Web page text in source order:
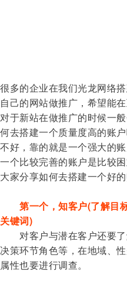
很多的企业在我们光龙网络
自己的网站做推广，希望能
对于新站在做推广的时候一
何去搭建一个质量度高的账
不好，靠的就是一个强大的
一个比较完善的账户是比较
大家分享如何去搭建一个好的
第一个，知客户(了解目
关键词)
对客户与潜在客户还要了
决策环节角色等，在地域、
属性也要进行调查。